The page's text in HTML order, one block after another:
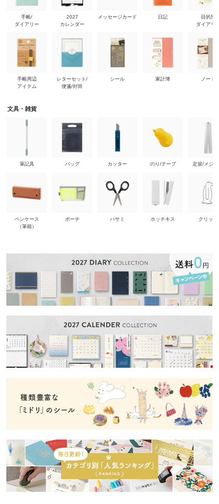
手帳/
ダイアリー
手帳周辺
アイテム
2027
カレンダー
レターセット/
便箋/封筒
メッセージカード
シール
日記
家計簿
目的別
ダイアリ
ノート
文具・雑貨
筆記具
ペンケース
（筆箱）
バッグ
ポーチ
カッター
ハサミ
のり/テープ
ホッチキス
定規/メジ
クリップ